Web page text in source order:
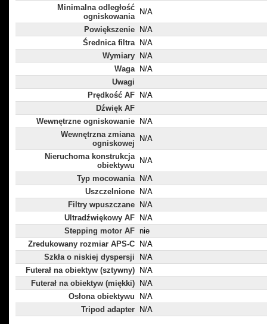
Minimalna odległość
ogniskowania
N/A
Powiększenie
N/A
Średnica filtra
N/A
Wymiary
N/A
Waga
N/A
Uwagi
Prędkość AF
N/A
Dźwięk AF
Wewnętrzne ogniskowanie
N/A
Wewnętrzna zmiana
ogniskowej
N/A
Nieruchoma konstrukcja
obiektywu
N/A
Typ mocowania
N/A
Uszczelnione
N/A
Filtry wpuszczane
N/A
Ultradźwiękowy AF
N/A
Stepping motor AF nie
Zredukowany rozmiar APS-C
N/A
Szkła o niskiej dyspersji
N/A
Futerał na obiektyw (sztywny)
N/A
Futerał na obiektyw (miękki)
N/A
Osłona obiektywu
N/A
Tripod adapter
N/A